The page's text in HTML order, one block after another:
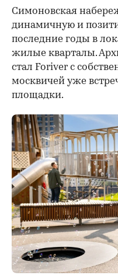
Симоновская
динамичную и
последние годы в
жилые кварталы.
стал Foriver с
москвичей уже
площадки.